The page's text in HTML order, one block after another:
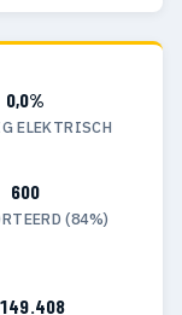
0,0%
ELEKTRISCH
600
(84%)